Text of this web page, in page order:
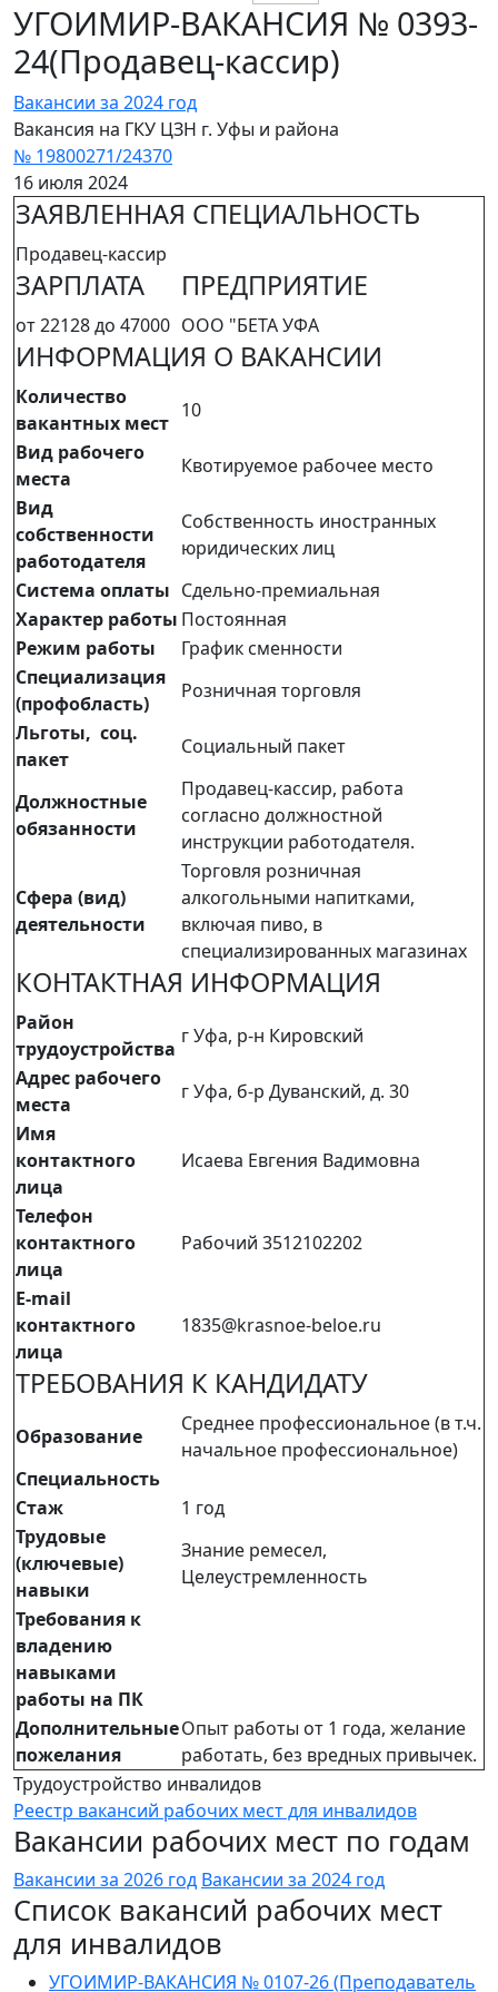
УГОИМИР-ВАКАНСИЯ № 0393-
24(Продавец-кассир)
Вакансии за 2024 год
Вакансия на ГКУ ЦЗН г. Уфы и района
№ 19800271/24370
16 июля 2024
ЗАЯВЛЕННАЯ СПЕЦИАЛЬНОСТЬ
Продавец-кассир
ЗАРПЛАТА ПРЕДПРИЯТИЕ
от 22128 до 47000 ООО "БЕТА УФА
ИНФОРМАЦИЯ О ВАКАНСИИ
Количество
вакантных мест
10
Вид рабочего
места
Квотируемое рабочее место
Вид
собственности
работодателя
Собственность иностранных
юридических лиц
Система оплаты Сдельно-премиальная
Характер работы Постоянная
Режим работы
График сменности
Специализация
(профобласть)
Розничная торговля
Льготы, соц.
пакет
Социальный пакет
Должностные
обязанности
Продавец-кассир, работа
согласно должностной
инструкции работодателя.
Сфера (вид)
деятельности
Торговля розничная
алкогольными напитками,
включая пиво, в
специализированных магазинах
КОНТАКТНАЯ ИНФОРМАЦИЯ
Район
трудоустройства
г Уфа, р-н Кировский
Адрес рабочего
места
г Уфа, б-р Дуванский, д. 30
Имя
контактного
лица
Исаева Евгения Вадимовна
Телефон
контактного
лица
Рабочий 3512102202
E-mail
контактного
лица
1835@krasnoe-beloe.ru
ТРЕБОВАНИЯ К КАНДИДАТУ
Образование
Среднее профессиональное (в т.ч.
начальное профессиональное)
Специальность
Стаж
1 год
Трудовые
(ключевые)
навыки
Знание ремесел,
Целеустремленность
Требования к
владению
навыками
работы на ПК
Дополнительные
пожелания
Опыт работы от 1 года, желание
работать, без вредных привычек.
Трудоустройство инвалидов
Реестр вакансий рабочих мест для инвалидов
Вакансии рабочих мест по годам
Вакансии за 2026 год Вакансии за 2024 год
Список вакансий рабочих мест
для инвалидов
УГОИМИР-ВАКАНСИЯ № 0107-26 (Преподаватель